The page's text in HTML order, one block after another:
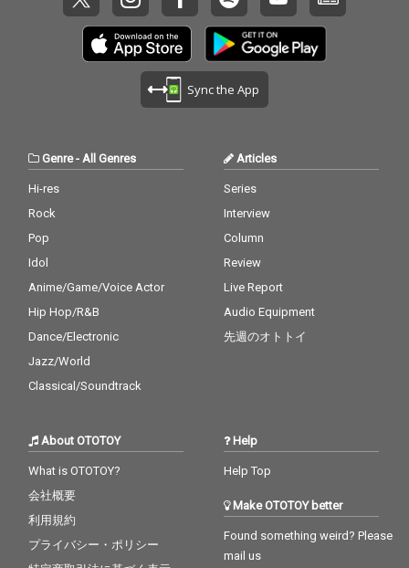
Sync the App
Genre- All Genres
Hi-res
Rock
Pop
Idol
Anime/Game/Voice Actor
Hip Hop/R&B
Dance/Electronic
Jazz/World
Classical/Soundtrack
Articles
Series
Interview
Column
Review
Live Report
Audio Equipment
先週のオトトイ
About OTOTOY
What is OTOTOY?
会社概要
利用規約
プライバシー・ポリシー
Help
Help Top
Make OTOTOY better
Found something weird? Please
mail us